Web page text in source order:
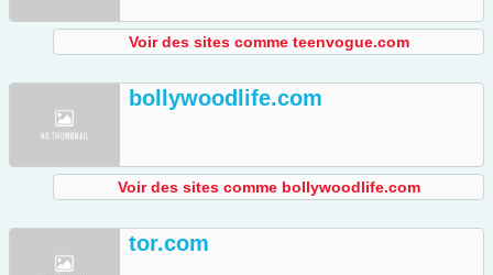
Voir des sites comme teenvogue.com
bollywoodlife.com
Voir des sites comme bollywoodlife.com
tor.com